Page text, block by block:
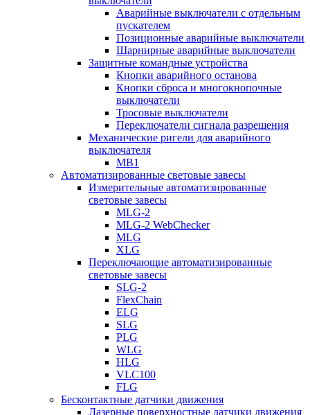
Аварийные выключатели с отдельным
пускателем
Позиционные аварийные выключатели
Шарнирные аварийные выключатели
Защитные командные устройства
Кнопки аварийного останова
Кнопки сброса и многокнопочные
выключатели
Тросовые выключатели
Переключатели сигнала разрешения
Механические ригели для аварийного
выключателя
MB1
Автоматизированные световые завесы
Измерительные автоматизированные
световые завесы
MLG-2
MLG-2 WebChecker
MLG
XLG
Переключающие автоматизированные
световые завесы
SLG-2
FlexChain
ELG
SLG
PLG
WLG
HLG
VLC100
FLG
Бесконтактные датчики движения
Лазерные поверхностные датчики движения